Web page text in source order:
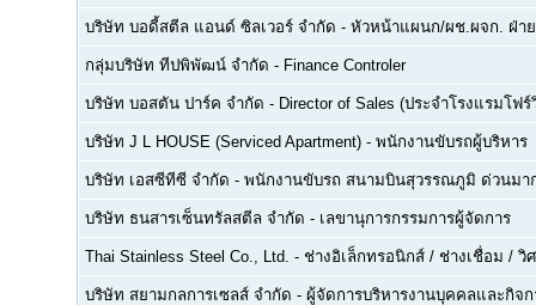
บริษัท บอดี้สตีล แอนด์ ซิลเวอร์ จำกัด - หัวหน้าแผนก/ผช.ผจก. ฝ่า
กลุ่มบริษัท ทีปพิพัฒน์ จำกัด - Finance Controler
บริษัท บอสตัน ปาร์ค จำกัด - Director of Sales (ประจำโรงแรมโ
บริษัท J L HOUSE (Serviced Apartment) - พนักงานขับรถผู้บริหาร
บริษัท เอสซีทีซี จำกัด - พนักงานขับรถ สนามบินสุวรรณภูมิ ด่วนมา
บริษัท ธนสารเซ็นทรัลสตีล จำกัด - เลขานุการกรรมการผู้จัดการ
Thai Stainless Steel Co., Ltd. - ช่างอิเล็กทรอนิกส์ / ช่างเชื่อม / วิ
บริษัท สยามกลการเซลส์ จำกัด - ผู้จัดการบริหารงานบุคคลและกิจก